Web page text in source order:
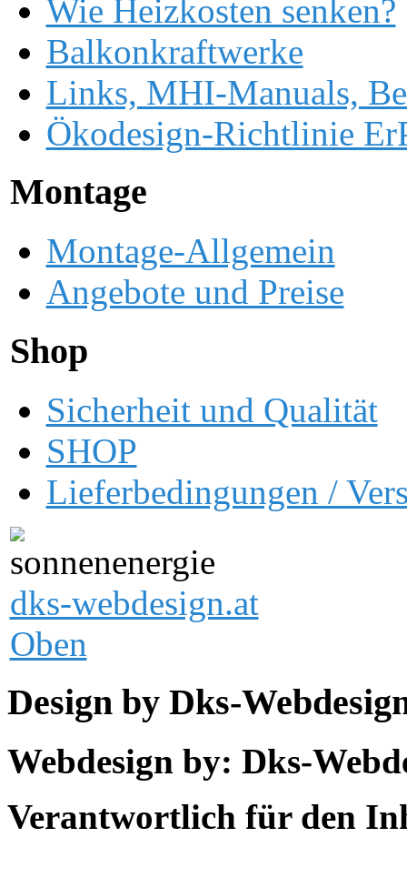
Wie Heizkosten senken?
Balkonkraftwerke
Links, MHI-Manuals,
Ökodesign-Richtlinie
Montage
Montage-Allgemein
Angebote und Preise
Shop
Sicherheit und Qualität
SHOP
Lieferbedingungen /
dks-webdesign.at
Oben
Design by Dks-
Webdesign by: Dks-
Verantwortlich für den